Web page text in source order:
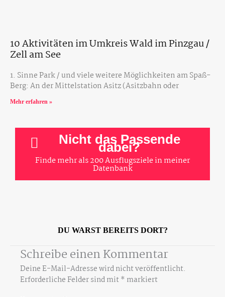
10 Aktivitäten im Umkreis Wald im Pinzgau /
Zell am See
1. Sinne Park / und viele weitere Möglichkeiten am Spaß-
Berg: An der Mittelstation Asitz (Asitzbahn oder
Mehr erfahren »
Nicht das Passende
dabei?
Finde mehr als 200 Ausflugsziele in meiner
Datenbank
DU WARST BEREITS DORT?
Schreibe einen Kommentar
Deine E-Mail-Adresse wird nicht veröffentlicht.
Erforderliche Felder sind mit* markiert